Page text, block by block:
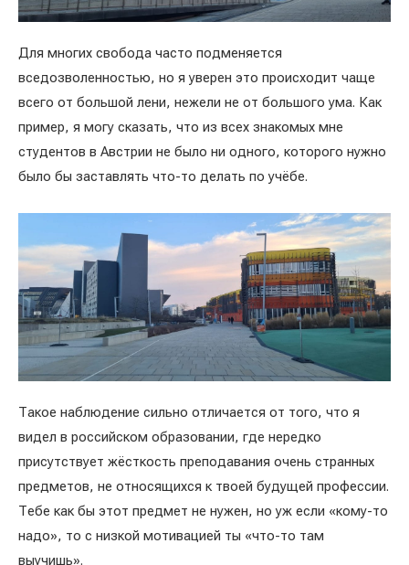
Для многих свобода часто подменяется
вседозволенностью, но я уверен это происходит чаще
всего от большой лени, нежели не от большого ума. Как
пример, я могу сказать, что из всех знакомых мне
студентов в Австрии не было ни одного, которого нужно
было бы заставлять что-то делать по учёбе.
Такое наблюдение сильно отличается от того, что я
видел в российском образовании, где нередко
присутствует жёсткость преподавания очень странных
предметов, не относящихся к твоей будущей профессии.
Тебе как бы этот предмет не нужен, но уж если «кому-то
надо», то с низкой мотивацией ты «что-то там
выучишь».